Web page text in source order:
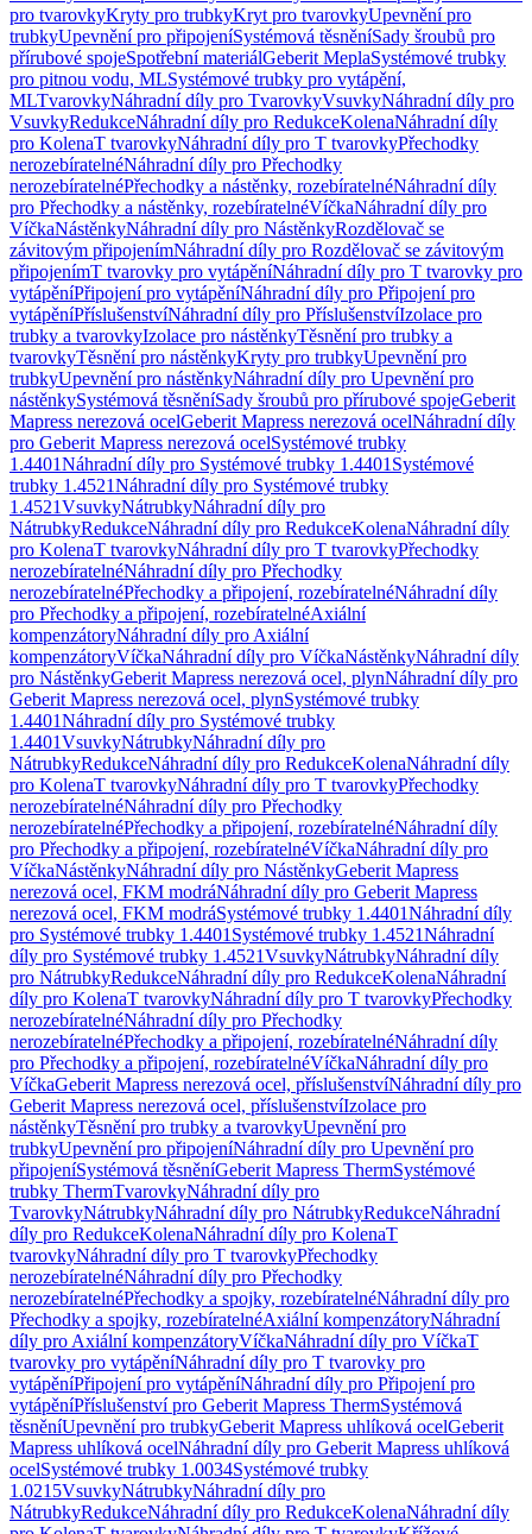
pro tvarovkyKryty pro trubkyKryt pro tvarovkyUpevnění pro
trubkyUpevnění pro připojeníSystémová těsněníSady šroubů pro
přírubové spojeSpotřební materiálGeberit MeplaSystémové trubky
pro pitnou vodu, MLSystémové trubky pro vytápění,
MLTvarovkyNáhradní díly pro TvarovkyVsuvkyNáhradní díly pro
VsuvkyRedukceNáhradní díly pro RedukceKolenaNáhradní díly
pro KolenaT tvarovkyNáhradní díly pro T tvarovkyPřechodky
nerozebíratelnéNáhradní díly pro Přechodky
nerozebíratelnéPřechodky a nástěnky, rozebíratelnéNáhradní díly
pro Přechodky a nástěnky, rozebíratelnéVíčkaNáhradní díly pro
VíčkaNástěnkyNáhradní díly pro NástěnkyRozdělovač se
závitovým připojenímNáhradní díly pro Rozdělovač se závitovým
připojenímT tvarovky pro vytápěníNáhradní díly pro T tvarovky pro
vytápěníPřipojení pro vytápěníNáhradní díly pro Připojení pro
vytápěníPříslušenstvíNáhradní díly pro PříslušenstvíIzolace pro
trubky a tvarovkyIzolace pro nástěnkyTěsnění pro trubky a
tvarovkyTěsnění pro nástěnkyKryty pro trubkyUpevnění pro
trubkyUpevnění pro nástěnkyNáhradní díly pro Upevnění pro
nástěnkySystémová těsněníSady šroubů pro přírubové spojeGeberit
Mapress nerezová ocelGeberit Mapress nerezová ocelNáhradní díly
pro Geberit Mapress nerezová ocelSystémové trubky
1.4401Náhradní díly pro Systémové trubky 1.4401 Systémové
trubky 1.4521Náhradní díly pro Systémové trubky
1.4521VsuvkyNátrubkyNáhradní díly pro
NátrubkyRedukceNáhradní díly pro RedukceKolenaNáhradní díly
pro KolenaT tvarovkyNáhradní díly pro T tvarovkyPřechodky
nerozebíratelnéNáhradní díly pro Přechodky
nerozebíratelnéPřechodky a připojení, rozebíratelnéNáhradní díly
pro Přechodky a připojení, rozebíratelnéAxiální
kompenzátoryNáhradní díly pro Axiální
kompenzátoryVíčkaNáhradní díly pro VíčkaNástěnkyNáhradní díly
pro NástěnkyGeberit Mapress nerezová ocel, plynNáhradní díly pro
Geberit Mapress nerezová ocel, plynSystémové trubky
1.4401Náhradní díly pro Systémové trubky
1.4401VsuvkyNátrubkyNáhradní díly pro
NátrubkyRedukceNáhradní díly pro RedukceKolenaNáhradní díly
pro KolenaT tvarovkyNáhradní díly pro T tvarovkyPřechodky
nerozebíratelnéNáhradní díly pro Přechodky
nerozebíratelnéPřechodky a připojení, rozebíratelnéNáhradní díly
pro Přechodky a připojení, rozebíratelnéVíčkaNáhradní díly pro
VíčkaNástěnkyNáhradní díly pro NástěnkyGeberit Mapress
nerezová ocel, FKM modráNáhradní díly pro Geberit Mapress
nerezová ocel, FKM modráSystémové trubky 1.4401Náhradní díly
pro Systémové trubky 1.4401 Systémové trubky 1.4521Náhradní
díly pro Systémové trubky 1.4521VsuvkyNátrubkyNáhradní díly
pro NátrubkyRedukceNáhradní díly pro RedukceKolenaNáhradní
díly pro KolenaT tvarovkyNáhradní díly pro T tvarovkyPřechodky
nerozebíratelnéNáhradní díly pro Přechodky
nerozebíratelnéPřechodky a připojení, rozebíratelnéNáhradní díly
pro Přechodky a připojení, rozebíratelnéVíčkaNáhradní díly pro
VíčkaGeberit Mapress nerezová ocel, příslušenstvíNáhradní díly pro
Geberit Mapress nerezová ocel, příslušenstvíIzolace pro
nástěnkyTěsnění pro trubky a tvarovkyUpevnění pro
trubkyUpevnění pro připojeníNáhradní díly pro Upevnění pro
připojeníSystémová těsněníGeberit Mapress ThermSystémové
trubky ThermTvarovkyNáhradní díly pro
TvarovkyNátrubkyNáhradní díly pro NátrubkyRedukceNáhradní
díly pro RedukceKolenaNáhradní díly pro KolenaT
tvarovkyNáhradní díly pro T tvarovkyPřechodky
nerozebíratelnéNáhradní díly pro Přechodky
nerozebíratelnéPřechodky a spojky, rozebíratelnéNáhradní díly pro
Přechodky a spojky, rozebíratelnéAxiální kompenzátoryNáhradní
díly pro Axiální kompenzátoryVíčkaNáhradní díly pro VíčkaT
tvarovky pro vytápěníNáhradní díly pro T tvarovky pro
vytápěníPřipojení pro vytápěníNáhradní díly pro Připojení pro
vytápěníPříslušenství pro Geberit Mapress ThermSystémová
těsněníUpevnění pro trubkyGeberit Mapress uhlíková ocelGeberit
Mapress uhlíková ocelNáhradní díly pro Geberit Mapress uhlíková
ocelSystémové trubky 1.0034Systémové trubky
1.0215VsuvkyNátrubkyNáhradní díly pro
NátrubkyRedukceNáhradní díly pro RedukceKolenaNáhradní díly